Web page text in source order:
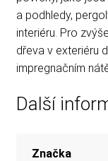
a podhledy,
interiéru. Pro
dřeva v exteriéru
impregnačním
Další
Značka